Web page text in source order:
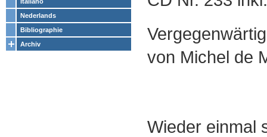
Nederlands
Bibliographie
Archiv
von Michel de
Wieder einmal